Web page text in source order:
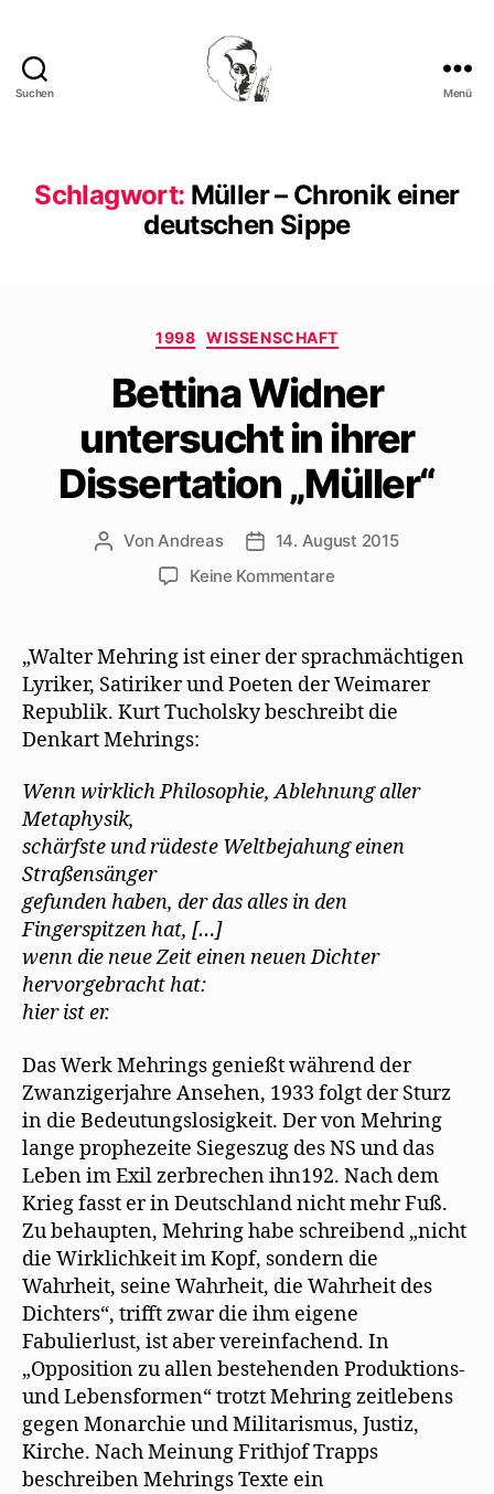
Suchen Menü
Schlagwort: Müller – Chronik einer
deutschen Sippe
Kategorien
1998 WISSENSCHAFT
Bettina Widner
untersucht in ihrer
Dissertation „Müller“
Beitragsautor
Von Andreas Beitragsdatum
14. August 2015
Keine Kommentarezu
untersucht
ihrer
Dissertation
„Walter Mehring ist einer der sprachmächtigen
Lyriker, Satiriker und Poeten der Weimarer
Republik. Kurt Tucholsky beschreibt die
Denkart Mehrings:
Wenn wirklich Philosophie, Ablehnung aller
Metaphysik,
schärfste und rüdeste Weltbejahung einen
Straßensänger
gefunden haben, der das alles in den
Fingerspitzen hat, […]
wenn die neue Zeit einen neuen Dichter
hervorgebracht hat:
hier ist er.
Das Werk Mehrings genießt während der
Zwanzigerjahre Ansehen, 1933 folgt der Sturz
in die Bedeutungslosigkeit. Der von Mehring
lange prophezeite Siegeszug des NS und das
Leben im Exil zerbrechen ihn192. Nach dem
Krieg fasst er in Deutschland nicht mehr Fuß.
Zu behaupten, Mehring habe schreibend „nicht
die Wirklichkeit im Kopf, sondern die
Wahrheit, seine Wahrheit, die Wahrheit des
Dichters“, trifft zwar die ihm eigene
Fabulierlust, ist aber vereinfachend. In
„Opposition zu allen bestehenden Produktions-
und Lebensformen“ trotzt Mehring zeitlebens
gegen Monarchie und Militarismus, Justiz,
Kirche. Nach Meinung Frithjof Trapps
beschreiben Mehrings Texte ein